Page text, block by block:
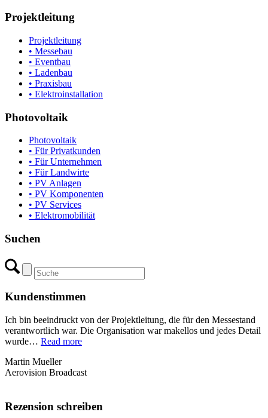
Projektleitung
Projektleitung
• Messebau
• Eventbau
• Ladenbau
• Praxisbau
• Elektroinstallation
Photovoltaik
Photovoltaik
• Für Privatkunden
• Für Unternehmen
• Für Landwirte
• PV Anlagen
• PV Komponenten
• PV Services
• Elektromobilität
Suchen
Kundenstimmen
Ich bin beeindruckt von der Projektleitung, die für den Messestand
verantwortlich war. Die Organisation war makellos und jedes Detail
wurde… Read more„Martin
Broadcast)“
Martin Mueller
Aerovision Broadcast
Rezension schreiben